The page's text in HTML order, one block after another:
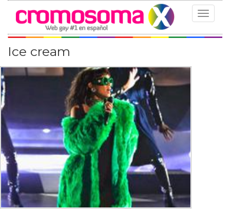
Toggle
Ice cream